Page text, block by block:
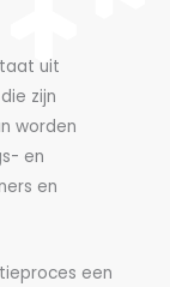
uit
zijn
worden
en
en
een